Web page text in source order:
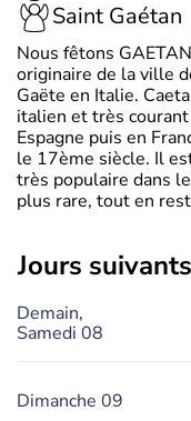
Saint Gaétan
Nous fêtons
originaire de la ville
Gaëte en Italie.
italien et très
Espagne puis en
le 17ème siècle. Il
très populaire dans
plus rare, tout en
jours suivants
Demain,
Samedi 08
Dimanche 09